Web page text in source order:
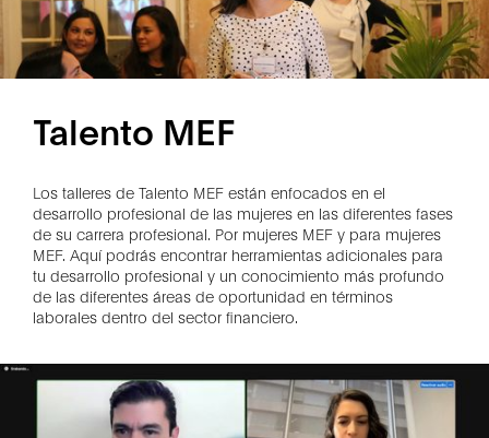
Talento MEF
Los talleres de Talento MEF están enfocados en el
desarrollo profesional de las mujeres en las diferentes fases
de su carrera profesional. Por mujeres MEF y para mujeres
MEF. Aquí podrás encontrar herramientas adicionales para
tu desarrollo profesional y un conocimiento más profundo
de las diferentes áreas de oportunidad en términos
laborales dentro del sector financiero.